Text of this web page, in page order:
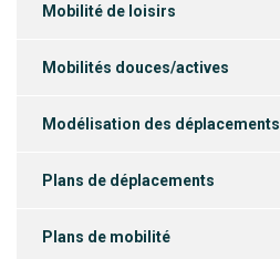
Mobilité de loisirs
Mobilités douces/actives
Modélisation des déplacements
Plans de déplacements
Plans de mobilité